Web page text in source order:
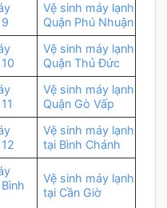
Vệ sinh máy lạnh
Quận Phú Nhuận
Vệ sinh máy lạnh
Quận Thủ Đức
Vệ sinh máy lạnh
Quận Gò Vấp
Vệ sinh máy lạnh
tại Bình Chánh
Vệ sinh máy lạnh
tại Cần Giờ